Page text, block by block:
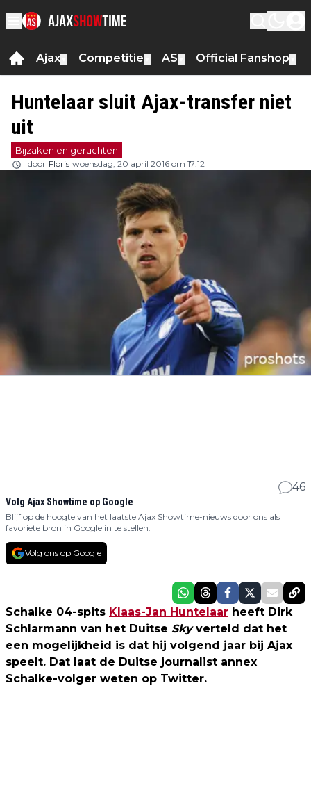
Ajax Competitie AS Official Fanshop
Huntelaar sluit Ajax-transfer niet
uit
Bijzaken en geruchten
door Floris woensdag, 20 april 2016 om 17:12
46
Volg Ajax Showtime op Google
Blijf op de hoogte van het laatste Ajax Showtime-nieuws door ons als
favoriete bron in Google in te stellen.
Volg ons op Google
Schalke 04-spits Klaas-Jan Huntelaar heeft Dirk
Schlarmann van het Duitse Skyverteld dat het
een mogelijkheid is dat hij volgend jaar bij Ajax
speelt. Dat laat de Duitse journalist annex
Schalke-volger weten op Twitter.